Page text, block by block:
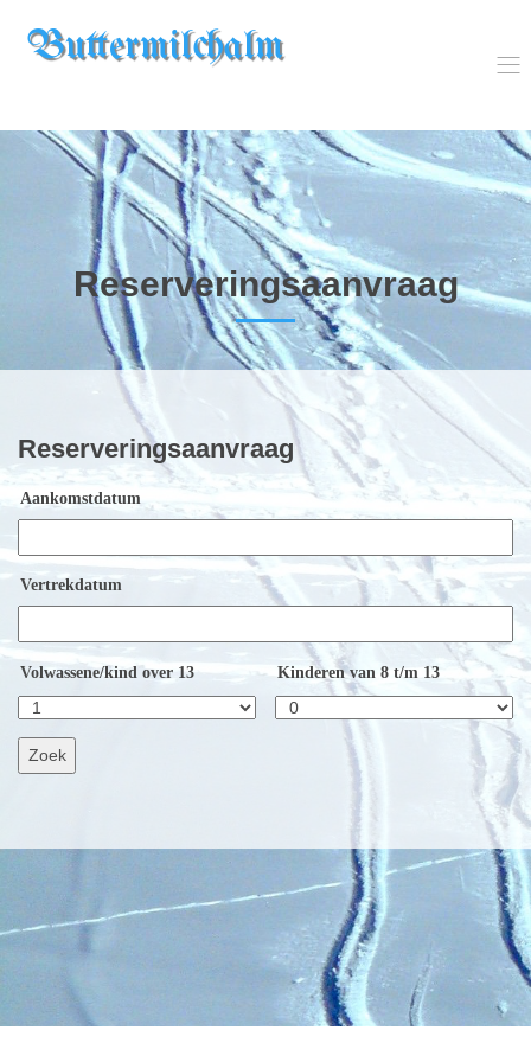
Buttermilchalm
Reserveringsaanvraag
Reserveringsaanvraag
Aankomstdatum
Vertrekdatum
Volwassene/kind over 13 Kinderen van 8 t/m 13